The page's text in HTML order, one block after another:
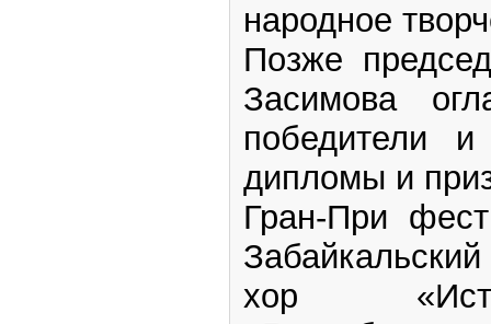
народное
Позже
Засимова
победители
дипломы и
Гран-При
хор